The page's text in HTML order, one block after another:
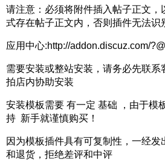
请注意：必须将附件插入帖子正文，
式存在帖子正文内，否则插件无法识
应用中心:http://addon.discuz.com/
需要安装或整站安装，请务必先联系
拍店内协助安装
安装模板需要 有一定 基础 ，由于模
持 新手就谨慎购买！
因为模板插件具有可复制性，一经发
和退货，拒绝差评和中评